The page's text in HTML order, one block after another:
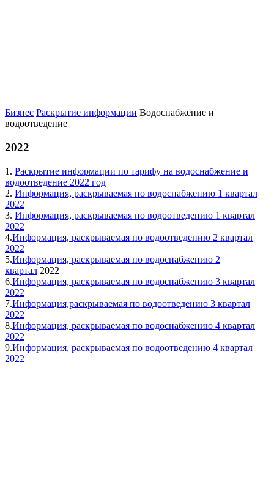
Бизнес Раскрытие информации Водоснабжение и
водоотведение
2022
1. Раскрытие информации по тарифу на водоснабжение и
водоотведение 2022 год
2. Информация, раскрываемая по водоснабжению 1 квартал
2022
3. Информация, раскрываемая по водоотведению 1 квартал
2022
4.Информация, раскрываемая по водоотведению 2 квартал
2022
5.Информация, раскрываемая по водоснабжению 2
квартал 2022
6.Информация, раскрываемая по водоснабжению 3 квартал
2022
7.Информация,раскрываемая по водоотведению 3 квартал
2022
8.Информация, раскрываемая по водоснабжению 4 квартал
2022
9.Информация, раскрываемая по водоотведению 4 квартал
2022